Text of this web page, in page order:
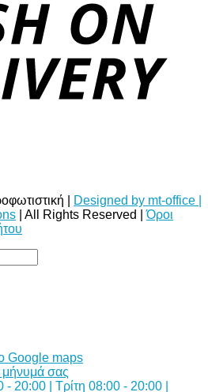
|
Designed by mt-office |
| All Rights Reserved |Όροι
Google maps
μήνυμά σας
- 20:00 | Τρίτη 08:00 - 20:00 |